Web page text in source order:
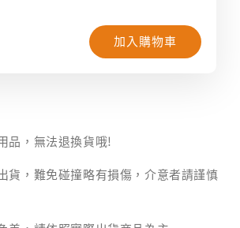
加入購物車
品，無法退換貨哦!
貨，難免碰撞略有損傷，介意者請謹慎